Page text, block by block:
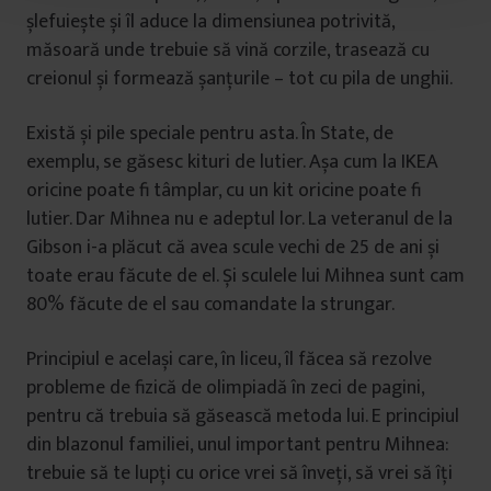
șlefuiește și îl aduce la dimensiunea potrivită,
măsoară unde trebuie să vină corzile, trasează cu
creionul și formează șanțurile – tot cu pila de unghii.
Există și pile speciale pentru asta. În State, de
exemplu, se găsesc kituri de lutier. Așa cum la IKEA
oricine poate fi tâmplar, cu un kit oricine poate fi
lutier. Dar Mihnea nu e adeptul lor. La veteranul de la
Gibson i-a plăcut că avea scule vechi de 25 de ani și
toate erau făcute de el. Și sculele lui Mihnea sunt cam
80% făcute de el sau comandate la strungar.
Principiul e același care, în liceu, îl făcea să rezolve
probleme de fizică de olimpiadă în zeci de pagini,
pentru că trebuia să găsească metoda lui. E principiul
din blazonul familiei, unul important pentru Mihnea:
trebuie să te lupți cu orice vrei să înveți, să vrei să îți